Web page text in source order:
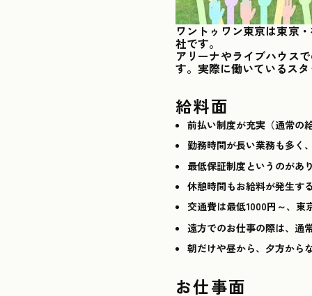
ワントゥワン東京は東京
社です。
アリーナやライブハウス
す。実際に働いているス
給料面
前払い制度が充実（通常の
勤務時間が長い業務も多く
最低保証制度というのがあ
休憩時間もお給料が発生す
交通費は最低1000円～、東
遠方でのお仕事の際は、通
朝だけや昼から、夕方から
お仕事面